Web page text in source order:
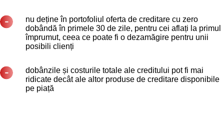
nu deține în portofoliul oferta de creditare cu zero
dobândă în primele 30 de zile, pentru cei aflați la primul
împrumut, ceea ce poate fi o dezamăgire pentru unii
posibili clienți
dobânzile și costurile totale ale creditului pot fi mai
ridicate decât ale altor produse de creditare disponibile
pe piață